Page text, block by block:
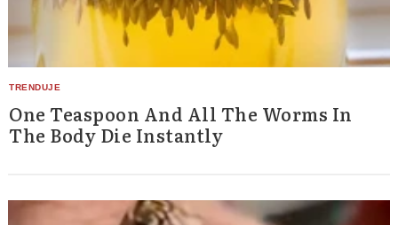
One Teaspoon And All The Worms In
The Body Die Instantly